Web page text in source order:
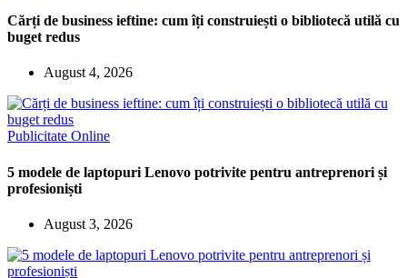
Cărți de business ieftine: cum îți construiești o bibliotecă utilă cu
buget redus
August 4, 2026
Publicitate Online
5 modele de laptopuri Lenovo potrivite pentru antreprenori și
profesioniști
August 3, 2026